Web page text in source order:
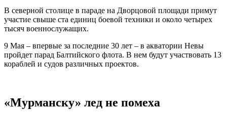
В северной столице в параде на Дворцовой площади примут
участие свыше ста единиц боевой техники и около четырех
тысяч военнослужащих.
9 Мая – впервые за последние 30 лет – в акватории Невы
пройдет парад Балтийского флота. В нем будут участвовать 13
кораблей и судов различных проектов.
«Мурманску» лед не помеха